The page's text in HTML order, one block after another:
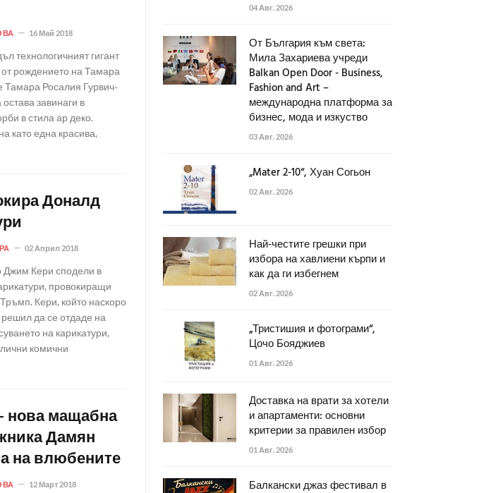
16 Май 2018
технологичният гигант
рождението на Тамара
Росалия Гурвич-
завинаги в
в стила ар деко.
като една красива,
Доналд
02 Април 2018
Джим Кери сподели в
провокиращи
Кери, който наскоро
решил да се отдаде на
на карикатури,
комични
нова мащабна
Дамян
на влюбените
12 Март 2018
04 Авг. 2026
От България към света:
Мила Захариева учреди
Balkan Open Door - Business,
Fashion and Art –
международна платформа за
бизнес, мода и изкуство
03 Авг. 2026
„Mater 2-10“, Хуан Согьон
02 Авг. 2026
Най-честите грешки при
избора на хавлиени кърпи и
как да ги избегнем
02 Авг. 2026
„Тристишия и фотограми“,
Цочо Бояджиев
01 Авг. 2026
Доставка на врати за хотели
и апартаменти: основни
критерии за правилен избор
01 Авг. 2026
Балкански джаз фестивал в